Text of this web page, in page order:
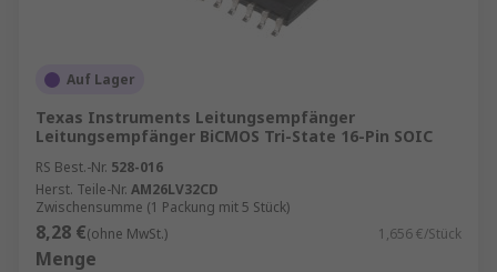
Auf Lager
Texas Instruments Leitungsempfänger
Leitungsempfänger BiCMOS Tri-State 16-Pin SOIC
RS Best.-Nr. 528-016
Herst. Teile-Nr. AM26LV32CD
Zwischensumme (1 Packung mit 5 Stück)
8,28 €(ohne MwSt.) 1,656 €/Stück
Menge